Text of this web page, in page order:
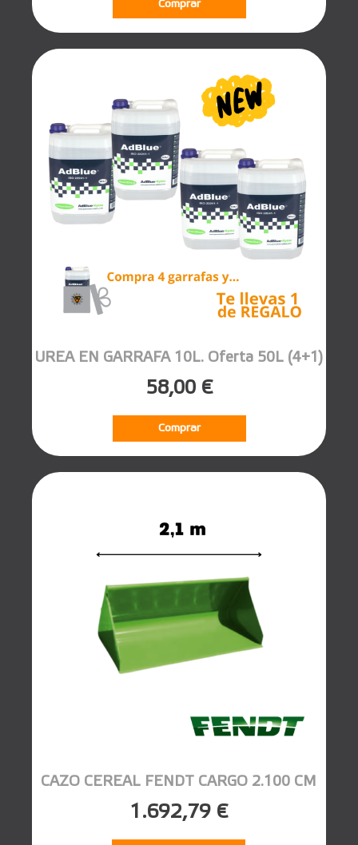
Comprar
UREA EN GARRAFA 10L. Oferta 50L (4+1)
58,00 €
Comprar
CAZO CEREAL FENDT CARGO 2.100 CM
1.692,79 €